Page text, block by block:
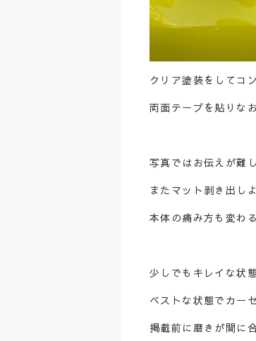
クリア塗装をしてコ
両面テープを貼りな
写真ではお伝えが難
またマット剥き出し
本体の痛み方も変わ
少しでもキレイな状
ベストな状態でカー
掲載前に磨きが間に